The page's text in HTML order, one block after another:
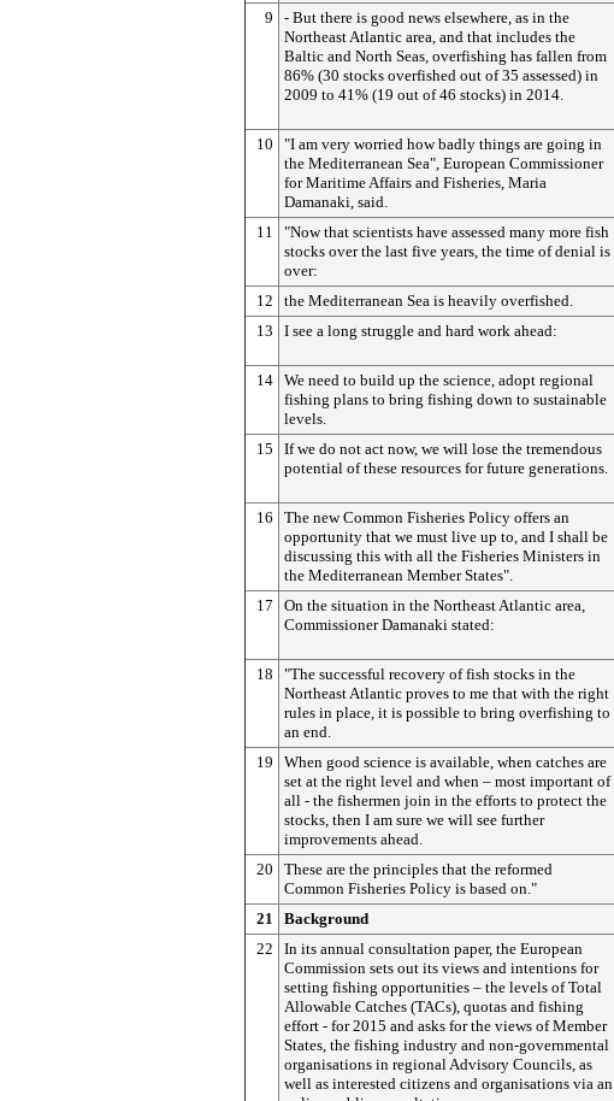
9
- But there is good news elsewhere, as in the
Northeast Atlantic area, and that includes the
Baltic and North Seas, overfishing has fallen from
86% (30 stocks overfished out of 35 assessed) in
2009 to 41% (19 out of 46 stocks) in 2014.
10
"I am very worried how badly things are going in
the Mediterranean Sea", European Commissioner
for Maritime Affairs and Fisheries, Maria
Damanaki, said.
11
"Now that scientists have assessed many more fish
stocks over the last five years, the time of denial is
over:
12
the Mediterranean Sea is heavily overfished.
13
I see a long struggle and hard work ahead:
14 We need to build up the science, adopt regional
fishing plans to bring fishing down to sustainable
levels.
15
If we do not act now, we will lose the tremendous
potential of these resources for future generations.
16
The new Common Fisheries Policy offers an
opportunity that we must live up to, and I shall be
discussing this with all the Fisheries Ministers in
the Mediterranean Member States".
17
On the situation in the Northeast Atlantic area,
Commissioner Damanaki stated:
18
"The successful recovery of fish stocks in the
Northeast Atlantic proves to me that with the right
rules in place, it is possible to bring overfishing to
an end.
19
When good science is available, when catches are
set at the right level and when – most important of
all - the fishermen join in the efforts to protect the
stocks, then I am sure we will see further
improvements ahead.
20
These are the principles that the reformed
Common Fisheries Policy is based on."
21
Background
22
In its annual consultation paper, the European
Commission sets out its views and intentions for
setting fishing opportunities – the levels of Total
Allowable Catches (TACs), quotas and fishing
effort - for 2015 and asks for the views of Member
States, the fishing industry and non-governmental
organisations in regional Advisory Councils, as
well as interested citizens and organisations via an